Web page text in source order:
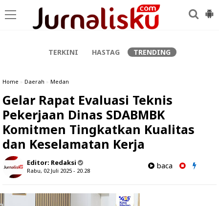
TERKINI HASTAG TRENDING
Home » Daerah » Medan
Gelar Rapat Evaluasi Teknis
Pekerjaan Dinas SDABMBK
Komitmen Tingkatkan Kualitas
dan Keselamatan Kerja
Editor: Redaksi
Rabu, 02 Juli 2025 - 20.28
baca